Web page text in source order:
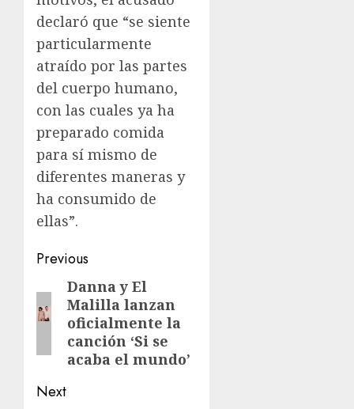
declaró que “se siente
particularmente
atraído por las partes
del cuerpo humano,
con las cuales ya ha
preparado comida
para sí mismo de
diferentes maneras y
ha consumido de
ellas”.
Previous
Danna y El
Malilla lanzan
oficialmente la
canción ‘Si se
acaba el mundo’
Next